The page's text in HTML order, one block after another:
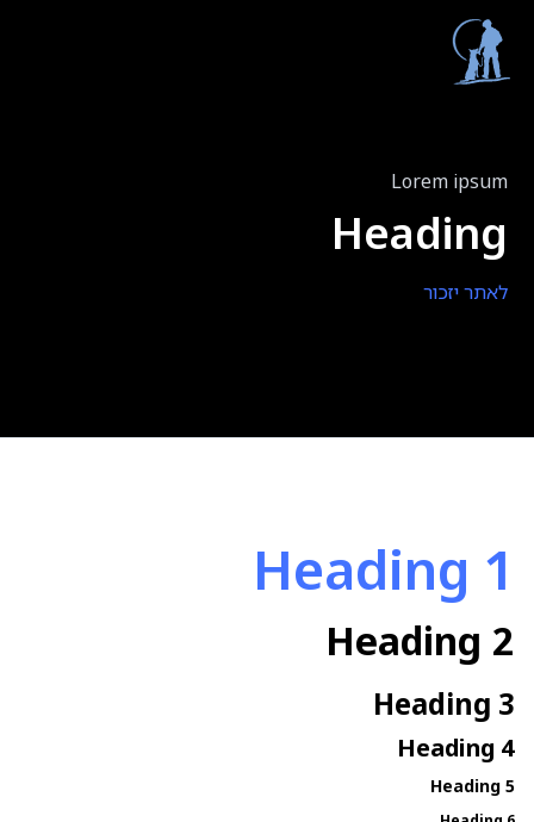
Lorem ipsum
Heading
לאתר יזכור
Heading 1
Heading 2
Heading 3
Heading 4
Heading 5